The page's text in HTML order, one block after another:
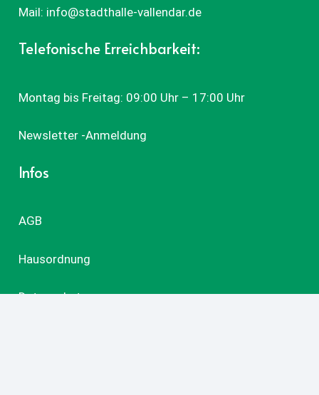
Mail: info@stadthalle-vallendar.de
Telefonische Erreichbarkeit:
Montag bis Freitag: 09:00 Uhr – 17:00 Uhr
Newsletter -Anmeldung
Infos
AGB
Hausordnung
Datenschutz